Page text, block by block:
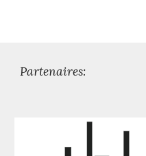
Partenaires: